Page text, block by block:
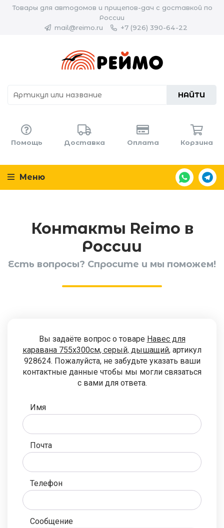
Товары для автодомов и прицепов-дач с доставкой по
России
mail@reimo.ru
+7 (926) 390-64-22
НАЙТИ
Помощь Доставка Оплата Корзина
Меню
Контакты Reimo в
России
Есть вопросы? Спросите и мы поможем!
Вы задаёте вопрос о товаре Навес для
каравана 755x300см, серый, дышащий, артикул
928624. Пожалуйста, не забудьте указать ваши
контактные данные чтобы мы могли связаться
с вами для ответа.
Имя
Почта
Телефон
Сообщение